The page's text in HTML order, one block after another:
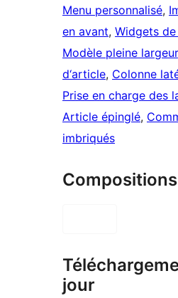
Menu personnalisé,
en avant, Widgets
Modèle pleine largeur
d‘article, Colonne
Prise en charge des
Article épinglé,
imbriqués
Compositions
jour